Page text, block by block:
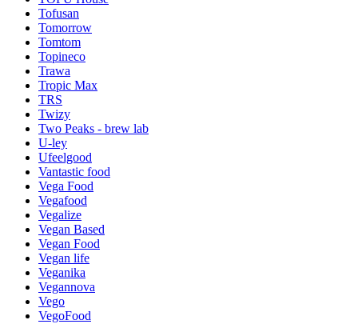
Tofusan
Tomorrow
Tomtom
Topineco
Trawa
Tropic Max
TRS
Twizy
Two Peaks - brew lab
U-ley
Ufeelgood
Vantastic food
Vega Food
Vegafood
Vegalize
Vegan Based
Vegan Food
Vegan life
Veganika
Vegannova
Vego
VegoFood